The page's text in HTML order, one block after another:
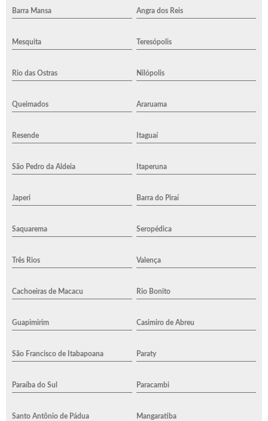
Barra Mansa Angra dos Reis
Mesquita Teresópolis
Rio das Ostras Nilópolis
Queimados Araruama
Resende Itaguaí
São Pedro da Aldeia Itaperuna
Japeri Barra do Piraí
Saquarema Seropédica
Três Rios Valença
Cachoeiras de Macacu Rio Bonito
Guapimirim Casimiro de Abreu
São Francisco de Itabapoana Paraty
Paraíba do Sul Paracambi
Santo Antônio de Pádua Mangaratiba